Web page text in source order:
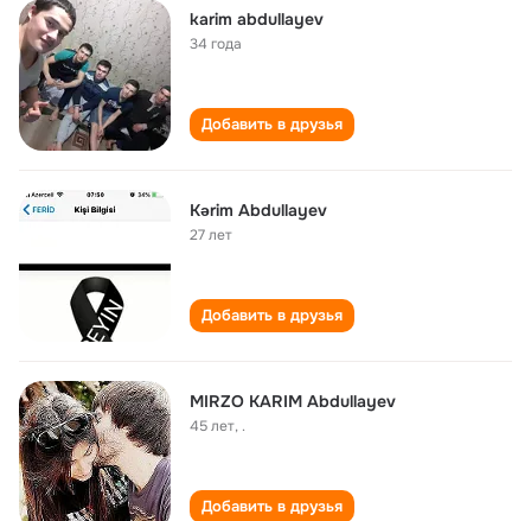
karim abdullayev
34 года
Добавить в друзья
Kərim Abdullayev
27 лет
Добавить в друзья
MIRZO KARIM Abdullayev
45 лет, .
Добавить в друзья